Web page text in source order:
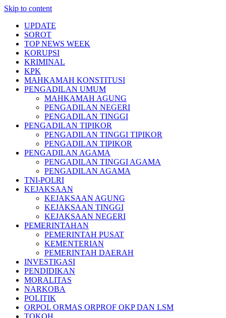
Skip to content
UPDATE
SOROT
TOP NEWS WEEK
KORUPSI
KRIMINAL
KPK
MAHKAMAH KONSTITUSI
PENGADILAN UMUM
MAHKAMAH AGUNG
PENGADILAN NEGERI
PENGADILAN TINGGI
PENGADILAN TIPIKOR
PENGADILAN TINGGI TIPIKOR
PENGADILAN TIPIKOR
PENGADILAN AGAMA
PENGADILAN TINGGI AGAMA
PENGADILAN AGAMA
TNI-POLRI
KEJAKSAAN
KEJAKSAAN AGUNG
KEJAKSAAN TINGGI
KEJAKSAAN NEGERI
PEMERINTAHAN
PEMERINTAH PUSAT
KEMENTERIAN
PEMERINTAH DAERAH
INVESTIGASI
PENDIDIKAN
MORALITAS
NARKOBA
POLITIK
ORPOL ORMAS ORPROF OKP DAN LSM
TOKOH